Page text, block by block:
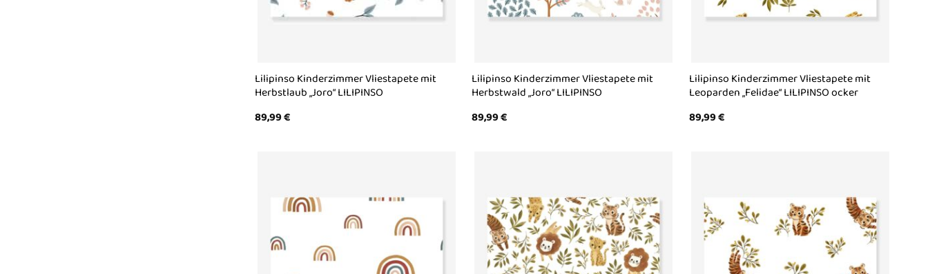
Lilipinso Kinderzimmer Vliestapete mit
Herbstlaub „Joro“ LILIPINSO
89,99€
Lilipinso Kinderzimmer Vliestapete mit
Herbstwald „Joro“ LILIPINSO
89,99€
Lilipinso Kinderzimmer Vliestapete mit
Leoparden „Felidae“ LILIPINSO ocker
89,99€